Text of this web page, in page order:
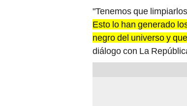
"Tenemos que
Esto lo han generado
negro del universo y
diálogo con La